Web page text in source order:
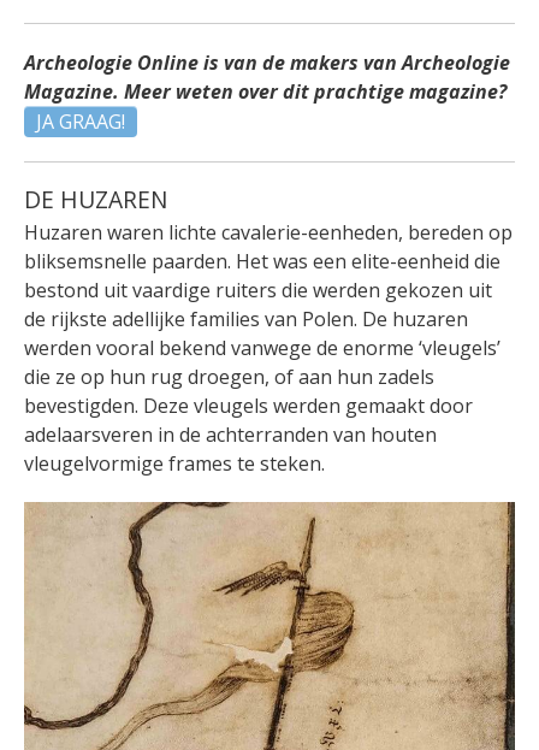
Archeologie Online is van de makers van Archeologie
Magazine. Meer weten over dit prachtige magazine?
JA GRAAG!
DE HUZAREN
Huzaren waren lichte cavalerie-eenheden, bereden op
bliksemsnelle paarden. Het was een elite-eenheid die
bestond uit vaardige ruiters die werden gekozen uit
de rijkste adellijke families van Polen. De huzaren
werden vooral bekend vanwege de enorme ‘vleugels’
die ze op hun rug droegen, of aan hun zadels
bevestigden. Deze vleugels werden gemaakt door
adelaarsveren in de achterranden van houten
vleugelvormige frames te steken.